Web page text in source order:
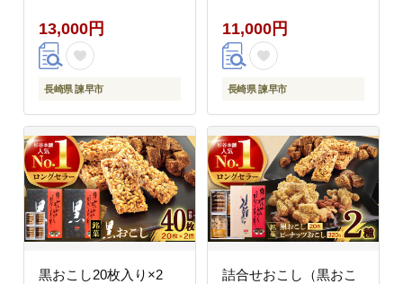
13,000円
長崎県 諫早市
11,000円
長崎県 諫早市
黒おこし20枚入り×2
詰合せおこし（黒おこ